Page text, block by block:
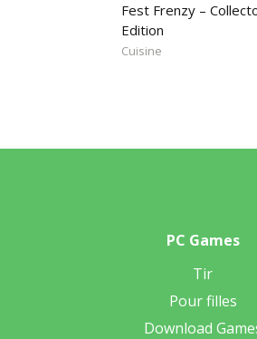
Fest Frenzy –
Edition
Cuisine
PC Games
Tir
Pour filles
Download